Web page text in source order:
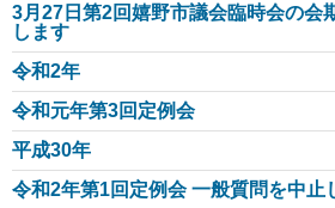
3月27日第2回嬉野市議会臨時会の会
します
令和2年
令和元年第3回定例会
平成30年
令和2年第1回定例会 一般質問を中止